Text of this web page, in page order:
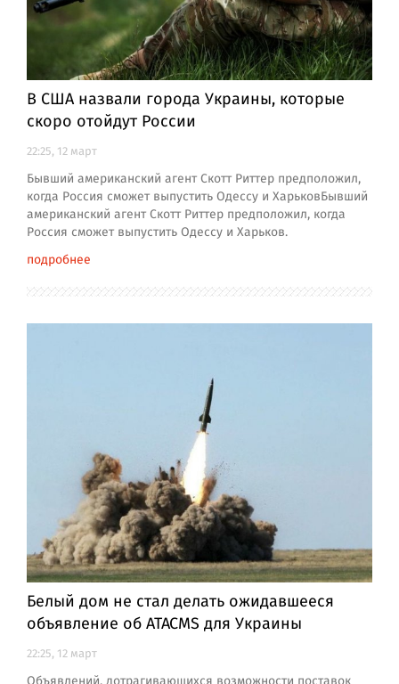
В США назвали города Украины, которые
скоро отойдут России
22:25, 12 март
Бывший американский агент Скотт Риттер предположил,
когда Россия сможет выпустить Одессу и ХарьковБывший
американский агент Скотт Риттер предположил, когда
Россия сможет выпустить Одессу и Харьков.
подробнее
Белый дом не стал делать ожидавшееся
объявление об ATACMS для Украины
22:25, 12 март